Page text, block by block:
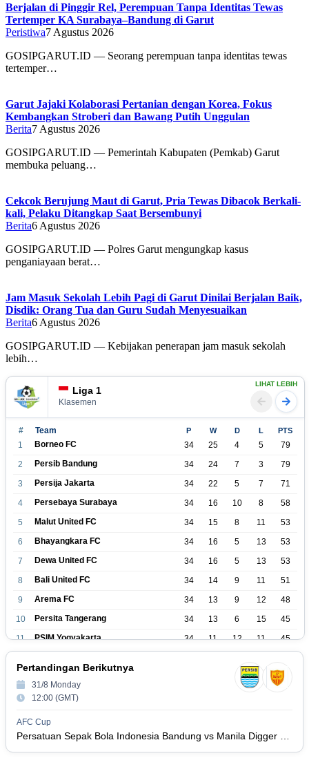
Berjalan di Pinggir Rel, Perempuan Tanpa Identitas Tewas
Tertemper KA Surabaya–Bandung di Garut
Peristiwa7 Agustus 2026
GOSIPGARUT.ID — Seorang perempuan tanpa identitas tewas
tertemper…
Garut Jajaki Kolaborasi Pertanian dengan Korea, Fokus
Kembangkan Stroberi dan Bawang Putih Unggulan
Berita7 Agustus 2026
GOSIPGARUT.ID — Pemerintah Kabupaten (Pemkab) Garut
membuka peluang…
Cekcok Berujung Maut di Garut, Pria Tewas Dibacok Berkali-
kali, Pelaku Ditangkap Saat Bersembunyi
Berita6 Agustus 2026
GOSIPGARUT.ID — Polres Garut mengungkap kasus
penganiayaan berat…
Jam Masuk Sekolah Lebih Pagi di Garut Dinilai Berjalan Baik,
Disdik: Orang Tua dan Guru Sudah Menyesuaikan
Berita6 Agustus 2026
GOSIPGARUT.ID — Kebijakan penerapan jam masuk sekolah
lebih…
Liga 1
Klasemen
LIHAT LEBIH
# Team P W D L PTS
1 Borneo FC 34 25 4 5
79
2
Persib Bandung 34 24 7 3
79
3
Persija Jakarta 34 22 5 7
71
4
Persebaya Surabaya 34 16 10 8
58
5
Malut United FC 34 15 8 11
53
6
Bhayangkara FC 34 16 5 13
53
7
Dewa United FC 34 16 5 13
53
8
Bali United FC 34 14 9 11
51
9
Arema FC 34 13 9 12
48
10
Persita Tangerang 34 13 6 15
45
11
PSIM Yogyakarta 34 11 12 11
45
Persijap Jepara 16
36
14
Madura United FC
16
Persis Solo 34 8 10 16
17
Semen Padang FC 34 5 5 24
20
Pertandingan Berikutnya
31/8 Monday
12:00 (GMT)
AFC Cup